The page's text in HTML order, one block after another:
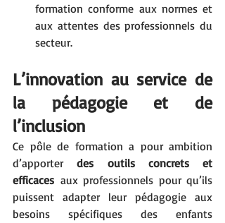
formation conforme aux normes et
aux attentes des professionnels du
secteur.
L’innovation au service de
la pédagogie et de
l’inclusion
Ce pôle de formation a pour ambition
d’apporter des outils concrets et
efficaces aux professionnels pour qu’ils
puissent adapter leur pédagogie aux
besoins spécifiques des enfants